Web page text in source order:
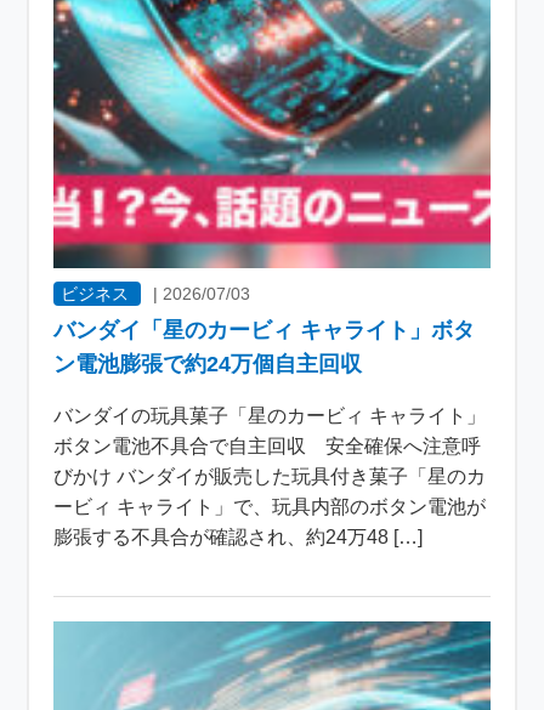
ビジネス |2026/07/03
バンダイ「星のカービィ キャライト」ボタ
ン電池膨張で約24万個自主回収
バンダイの玩具菓子「星のカービィ キャライト」
ボタン電池不具合で自主回収 安全確保へ注意呼
びかけ バンダイが販売した玩具付き菓子「星のカ
ービィ キャライト」で、玩具内部のボタン電池が
膨張する不具合が確認され、約24万48 […]